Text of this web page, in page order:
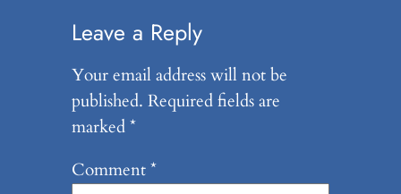
Leave a Reply
Your email address will not be
published. Required fields are
marked*
Comment*